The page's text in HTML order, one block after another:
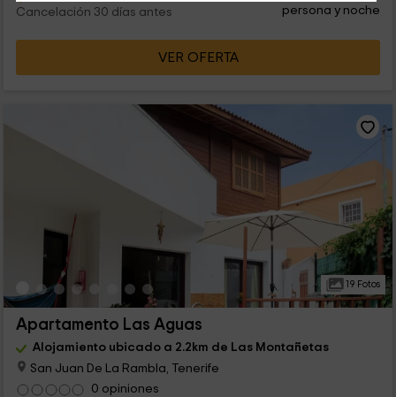
Cancelación 30 días antes persona y noche
VER OFERTA
19 Fotos
Apartamento Las Aguas
Alojamiento ubicado a 2.2km de Las Montañetas
San Juan De La Rambla, Tenerife
0 opiniones